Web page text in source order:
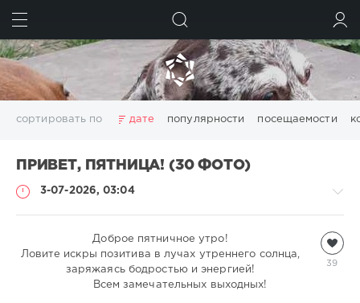
сортировать по дате популярности посещаемости
ПРИВЕТ, ПЯТНИЦА! (30 ФОТО)
3-07-2026, 03:04
всячина
natalja
39
Доброе пятничное утро!
Ловите искры позитива в лучах утреннего солнца,
заряжаясь бодростью и энергией!
Всем замечательных выходных!